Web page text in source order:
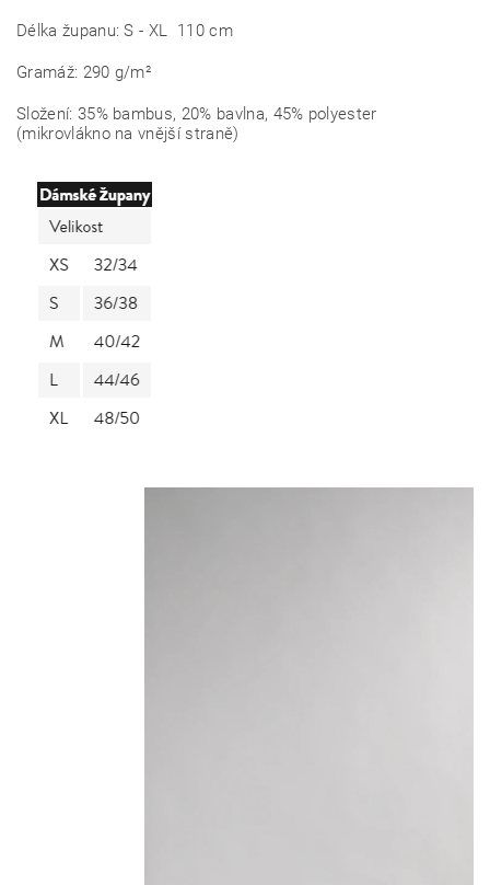
Délka županu: S - XL 110 cm
Gramáž: 290 g/m²
Složení: 35% bambus, 20% bavlna, 45% polyester
(mikrovlákno na vnější straně)